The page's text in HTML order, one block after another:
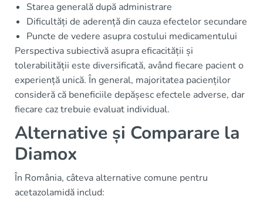
Starea generală după administrare
Dificultăți de aderență din cauza efectelor secundare
Puncte de vedere asupra costului medicamentului
Perspectiva subiectivă asupra eficacității și
tolerabilității este diversificată, având fiecare pacient o
experiență unică. În general, majoritatea pacienților
consideră că beneficiile depășesc efectele adverse, dar
fiecare caz trebuie evaluat individual.
Alternative și Comparare la
Diamox
În România, câteva alternative comune pentru
acetazolamidă includ: